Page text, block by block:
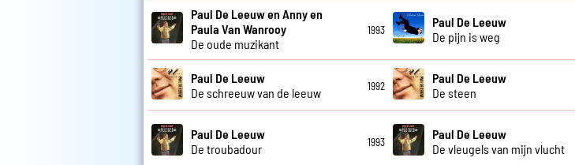
Paul De Leeuw en Anny en
Paula Van Wanrooy
De oude muzikant
1993
Paul De Leeuw
De pijn is weg
Paul De Leeuw
De schreeuw van de leeuw
1992
Paul De Leeuw
De steen
Paul De Leeuw
De troubadour
1993
Paul De Leeuw
De vleugels van mijn vlucht